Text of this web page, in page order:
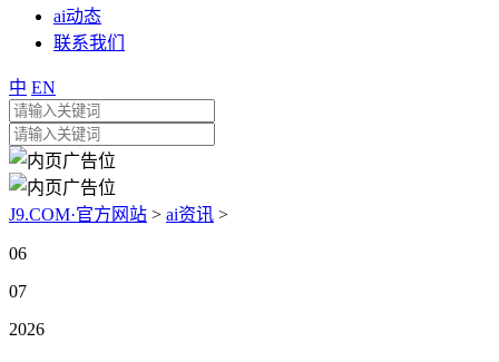
ai动态
联系我们
中 EN
J9.COM·官方网站 > ai资讯 >
06
07
2026